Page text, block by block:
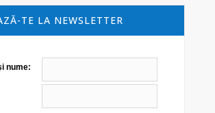
TE LA NEWSLETTER
nume: